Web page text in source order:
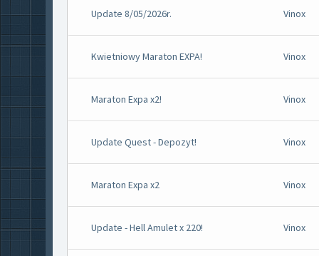
Update 8/05/2026r. Vinox
Kwietniowy Maraton EXPA! Vinox
Maraton Expa x2! Vinox
Update Quest - Depozyt! Vinox
Maraton Expa x2 Vinox
Update - Hell Amulet x 220! Vinox